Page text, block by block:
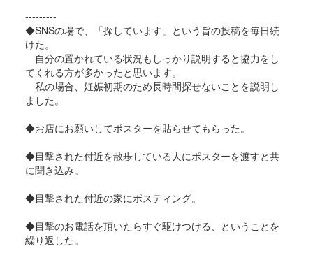
---------
◆SNSの場で、「探しています」という旨の投稿を毎日続
けた。
自分の置かれている状況もしっかり説明すると協力をし
てくれる方が多かったと思います。
私の場合、妊娠初期のため長時間探せないことを説明し
ました。
◆お店にお願いしてポスターを貼らせてもらった。
◆目撃された付近を散歩している人にポスターを渡すと共
に聞き込み。
◆目撃された付近の家にポスティング。
◆目撃のお電話を頂いたらすぐ駆けつける、ということを
繰り返した。